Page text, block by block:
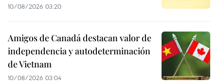
10/08/2026 03:20
Amigos de Canadá destacan valor de
independencia y autodeterminación
de Vietnam
10/08/2026 03:04